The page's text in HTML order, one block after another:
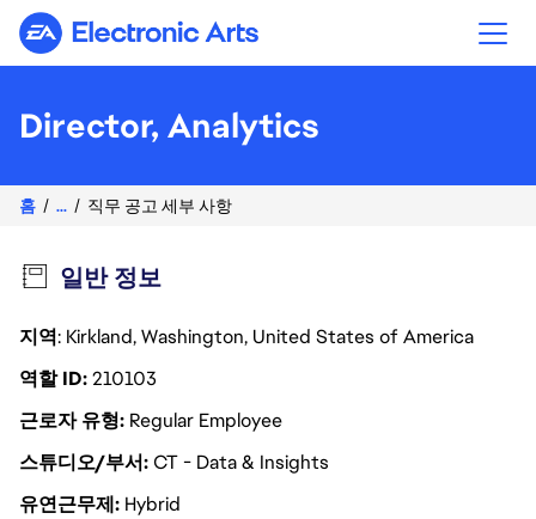
Electronic Arts
Director, Analytics
홈 ... 직무 공고 세부 사항
일반 정보
지역: Kirkland, Washington, United States of America
역할 ID210103
근로자 유형 Regular Employee
스튜디오/부서CT - Data & Insights
유연근무제 Hybrid